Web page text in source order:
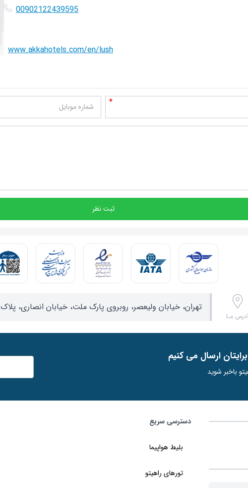
00902122439595
www.akkahotels.com/en/lush
* شماره موبایل
ثبت نظر
مـا
تهران، خیابان ولیعصر، روبروی پارک ملت، خیابان انصاری، پلاک ۸۲، واحد ۱۷
ارﺳﺎل ﻣﯽ ﮐﻨﯿﻢ
باخبر شوید
دسترسی سریع
بلیط هواپیما
تورهای راهیتو